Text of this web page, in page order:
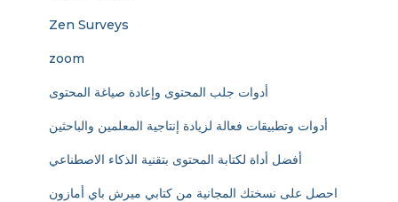
Zen Surveys
zoom
أدوات جلب المحتوى وإعادة صياغة المحتوى
أدوات وتطبيقات فعالة لزيادة إنتاجية المعلمين والباحثين
أفضل أداة لكتابة المحتوى بتقنية الذكاء الاصطناعي
احصل على نسختك المجانية من كتابي ميرش باي أمازون